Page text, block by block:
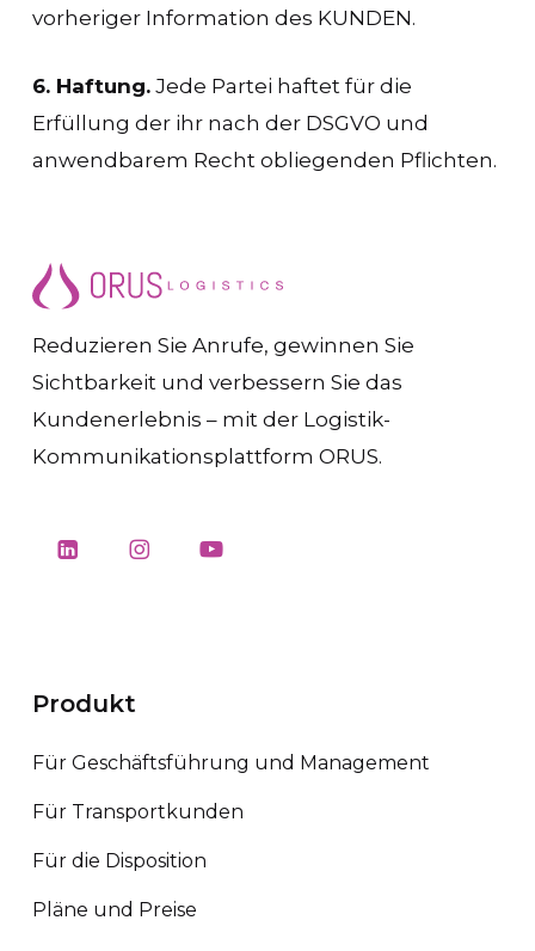
vorheriger Information des KUNDEN.
6. Haftung.Jede Partei haftet für die
Erfüllung der ihr nach der DSGVO und
anwendbarem Recht obliegenden Pflichten.
Reduzieren Sie Anrufe, gewinnen Sie
Sichtbarkeit und verbessern Sie das
Kundenerlebnis – mit der Logistik-
Kommunikationsplattform ORUS.
Produkt
Für Geschäftsführung und Management
Für Transportkunden
Für die Disposition
Pläne und Preise